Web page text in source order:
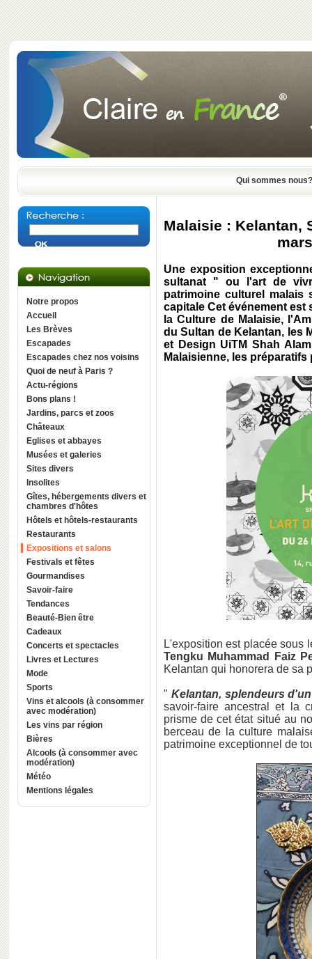
Qui sommes nous?
Notre propos
Accueil
Les Brèves
Escapades
Escapades chez nos voisins
Quoi de neuf à Paris ?
Actu-régions
Bons plans !
Jardins, parcs et zoos
Châteaux
Eglises et abbayes
Musées et galeries
Sites divers
Insolites
Gîtes, hébergements divers et
chambres d'hôtes
Hôtels et hôtels-restaurants
Restaurants
Expositions et salons
Festivals et fêtes
Gourmandises
Savoir-faire
Tendances
Beauté-Bien être
Cadeaux
Concerts et spectacles
Livres et Lectures
Mode
Sports
Vins et alcools (à consommer
avec modération)
Les vins par région
Bières
Alcools (à consommer avec
modération)
Météo
Mentions légales
Malaisie : Kelantan,
Une exposition
sultanat " ou l'art de
patrimoine culturel
capitale Cet événement est
la Culture de Malaisie,
du Sultan de Kelantan, les
et Design UiTM Shah
Malaisienne, les
L'exposition est placée sous
Tengku Muhammad Faiz
Kelantan qui honorera de sa
" Kelantan, splendeurs
savoir-faire ancestral et la
prisme de cet état situé au
berceau de la culture
patrimoine exceptionnel de